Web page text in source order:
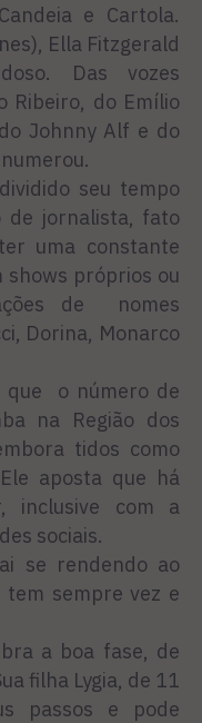
e Cartola.
Ella Fitzgerald
Das vozes
Ribeiro, do Emílio
Johnny Alf e do
seu tempo
de jornalista, fato
uma constante
shows próprios ou
de nomes
Dorina, Monarco
que o número de
na Região dos
tidos como
aposta que há
inclusive com a
sociais.
se rendendo ao
tem sempre vez e
a boa fase, de
filha Lygia, de 11
passos e pode